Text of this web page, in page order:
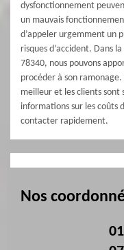
dysfonctionnement
un mauvais
d’appeler urgemment un
risques d’accident. Dans
78340, nous pouvons
procéder à son
meilleur et les clients sont
informations sur les coûts
contacter rapidement.
Nos